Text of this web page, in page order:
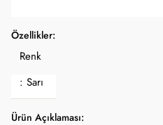
Özellikler:
Renk
: Sarı
Ürün Açıklaması: